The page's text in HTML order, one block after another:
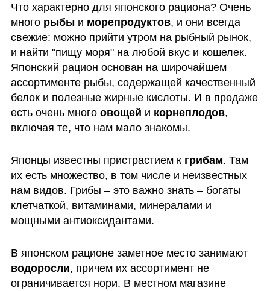
Что характерно для японского рациона? Очень
много рыбы и морепродуктов, и они всегда
свежие: можно прийти утром на рыбный рынок,
и найти "пищу моря" на любой вкус и кошелек.
Японский рацион основан на широчайшем
ассортименте рыбы, содержащей качественный
белок и полезные жирные кислоты. И в продаже
есть очень много овощей и корнеплодов,
включая те, что нам мало знакомы.
Японцы известны пристрастием к грибам. Там
их есть множество, в том числе и неизвестных
нам видов. Грибы – это важно знать – богаты
клетчаткой, витаминами, минералами и
мощными антиоксидантами.
В японском рационе заметное место занимают
водоросли, причем их ассортимент не
ограничивается нори. В местном магазине